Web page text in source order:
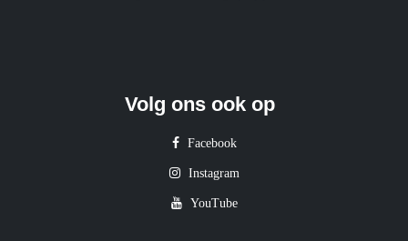
Volg ons ook op
Facebook
Instagram
YouTube